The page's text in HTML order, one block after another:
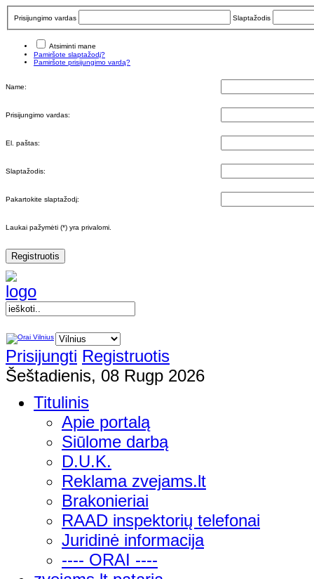
Prisijungimo vardas Slaptažodis
Atsiminti mane
Pamiršote slaptažodį?
Pamiršote prisijungimo vardą?
Name:
Prisijungimo vardas:
El. paštas:
Slaptažodis:
Pakartokite slaptažodį:
Laukai pažymėti (*) yra privalomi.
Registruotis
Prisijungti Registruotis
Šeštadienis, 08 Rugp 2026
Titulinis
Apie portalą
Siūlome darbą
D.U.K.
Reklama zvejams.lt
Brakonieriai
RAAD inspektorių telefonai
Juridinė informacija
---- ORAI ----